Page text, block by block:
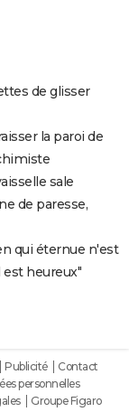
de glisser
la paroi de
sale
de paresse,
qui éternue n'est
est heureux"
Publicité
Contact
personnelles
Groupe Figaro